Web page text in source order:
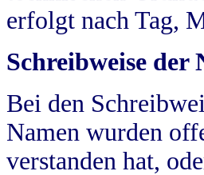
erfolgt nach Tag,
Schreibweise der
Bei den
Namen wurden
verstanden hat,